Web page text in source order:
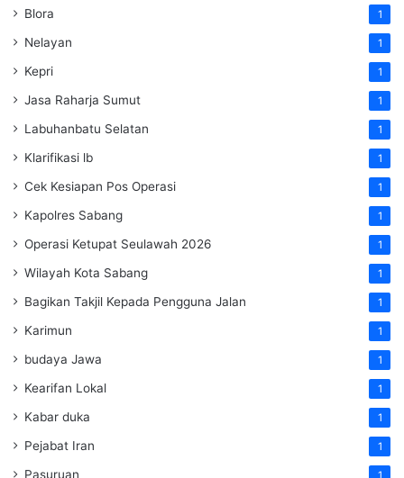
Blora 1
Nelayan 1
Kepri 1
Jasa Raharja Sumut 1
Labuhanbatu Selatan 1
Klarifikasi lb 1
Cek Kesiapan Pos Operasi 1
Kapolres Sabang 1
Operasi Ketupat Seulawah 2026 1
Wilayah Kota Sabang 1
Bagikan Takjil Kepada Pengguna Jalan 1
Karimun 1
budaya Jawa 1
Kearifan Lokal 1
Kabar duka 1
Pejabat Iran 1
Pasuruan 1